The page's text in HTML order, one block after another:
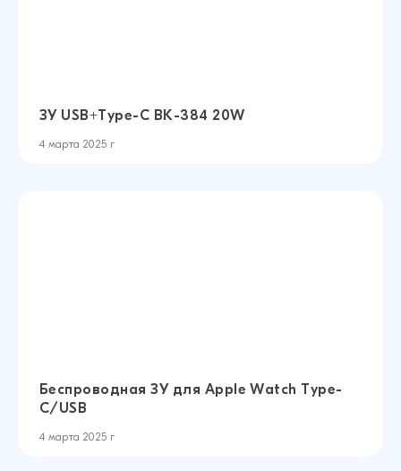
ЗУ USB+Type-C BK-384 20W
4 марта 2025 г
Беспроводная ЗУ для Apple Watch Type-
C/USB
4 марта 2025 г